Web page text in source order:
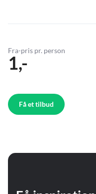
Fra-pris pr. person
1,-
Få et tilbud